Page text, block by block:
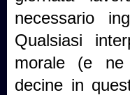
necessario
Qualsiasi
morale (e ne
decine in